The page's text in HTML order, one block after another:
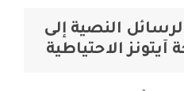
الرسائل النصية إلى
الاحتياطية